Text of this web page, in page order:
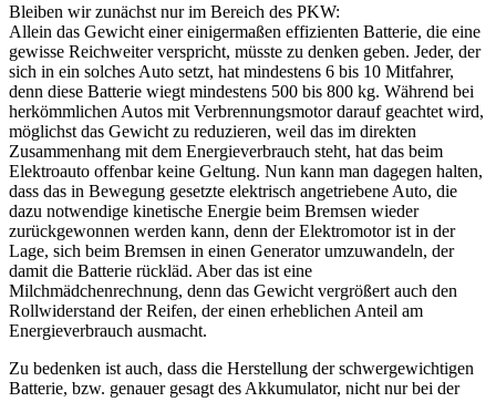
Bleiben wir zunächst nur im Bereich des PKW:
Allein das Gewicht einer einigermaßen effizienten Batterie, die eine
gewisse Reichweiter verspricht, müsste zu denken geben. Jeder, der
sich in ein solches Auto setzt, hat mindestens 6 bis 10 Mitfahrer,
denn diese Batterie wiegt mindestens 500 bis 800 kg. Während bei
herkömmlichen Autos mit Verbrennungsmotor darauf geachtet wird,
möglichst das Gewicht zu reduzieren, weil das im direkten
Zusammenhang mit dem Energieverbrauch steht, hat das beim
Elektroauto offenbar keine Geltung. Nun kann man dagegen halten,
dass das in Bewegung gesetzte elektrisch angetriebene Auto, die
dazu notwendige kinetische Energie beim Bremsen wieder
zurückgewonnen werden kann, denn der Elektromotor ist in der
Lage, sich beim Bremsen in einen Generator umzuwandeln, der
damit die Batterie rückläd. Aber das ist eine
Milchmädchenrechnung, denn das Gewicht vergrößert auch den
Rollwiderstand der Reifen, der einen erheblichen Anteil am
Energieverbrauch ausmacht.
Zu bedenken ist auch, dass die Herstellung der schwergewichtigen
Batterie, bzw. genauer gesagt des Akkumulator, nicht nur bei der